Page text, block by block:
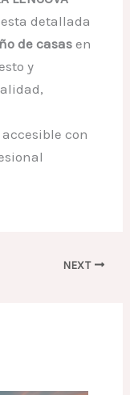
detallada
de casas en
y
con
NEXT